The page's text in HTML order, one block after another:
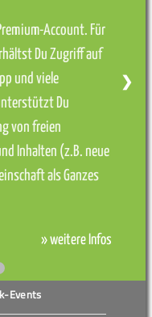
Account. Für
Du Zugriff auf
und viele
Du
von freien
Inhalten (z.B. neue
als Ganzes
» weitere Infos
❯
Events